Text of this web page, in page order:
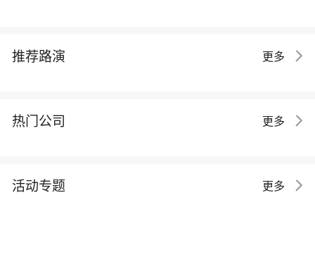
推荐路演 更多
热门公司 更多
活动专题 更多